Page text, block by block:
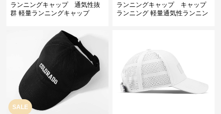
ランニングキャップ 通気性抜
群 軽量ランニングキャップ
ランニングキャップ キャップ
ランニング 軽量通気性ランニン
SALE